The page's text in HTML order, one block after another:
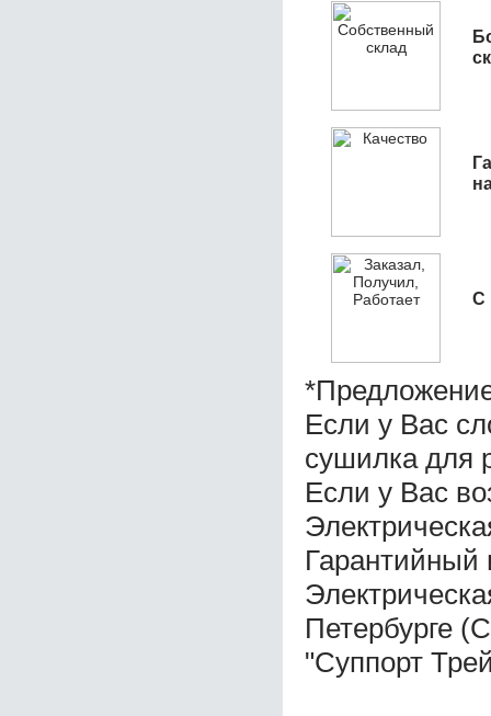
С
Если у Вас
сушилка для
Если у Вас
Гарантийный
Петербурге
"Суппорт